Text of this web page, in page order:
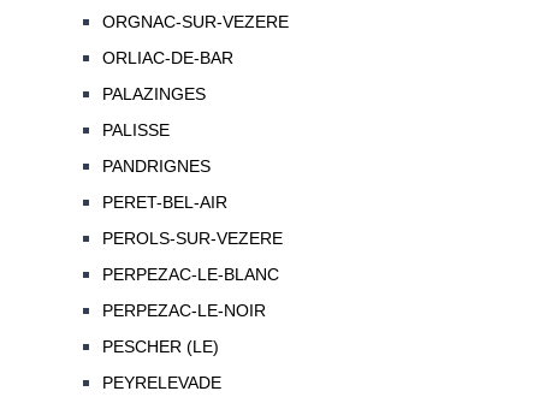
ORGNAC-SUR-VEZERE
ORLIAC-DE-BAR
PALAZINGES
PALISSE
PANDRIGNES
PERET-BEL-AIR
PEROLS-SUR-VEZERE
PERPEZAC-LE-BLANC
PERPEZAC-LE-NOIR
PESCHER (LE)
PEYRELEVADE